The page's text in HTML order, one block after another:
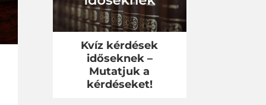
Kvíz kérdések
időseknek –
Mutatjuk a
kérdéseket!